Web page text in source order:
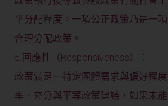
平分配程度。一項公正政策乃是一
合理分配政策。
5.回應性（Responsiveness）：
政策滿足一特定團體需求與偏好程
率、充分與平等政策建議，如果未